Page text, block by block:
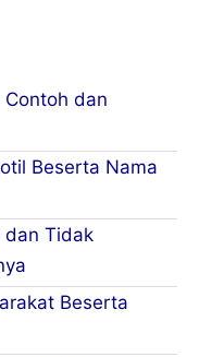
Contoh dan
Beserta Nama
dan Tidak
Beserta